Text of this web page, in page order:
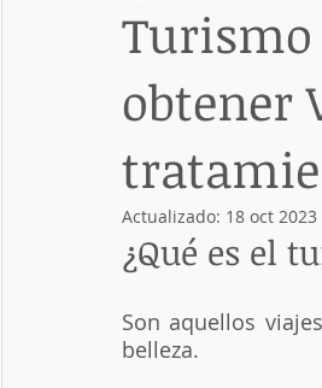
English service Estacion
Instituto Nacional de Migración
Naturalización
Turismo
obtener
Actualizado: 18 oct 2023
¿Qué es el
Son aquellos
belleza.